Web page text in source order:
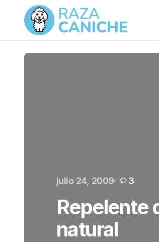
julio 24, 2009 3
Repelente
natural